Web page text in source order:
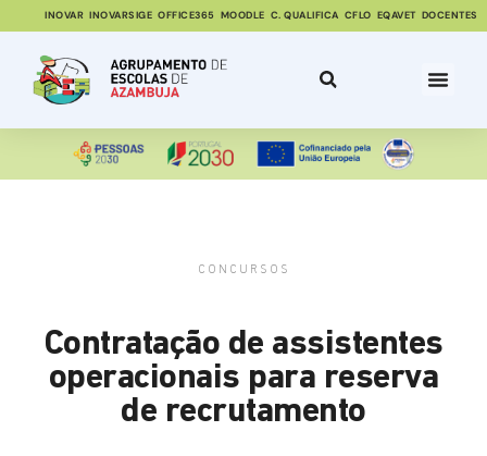
INOVAR INOVARSIGE OFFICE365 MOODLE C. QUALIFICA CFLO EQAVET DOCENTES
CONCURSOS
Contratação de assistentes
operacionais para reserva
de recrutamento